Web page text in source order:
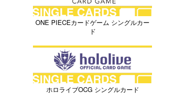
ONE PIECEカードゲーム シングルカー
ド
ホロライブOCG シングルカード